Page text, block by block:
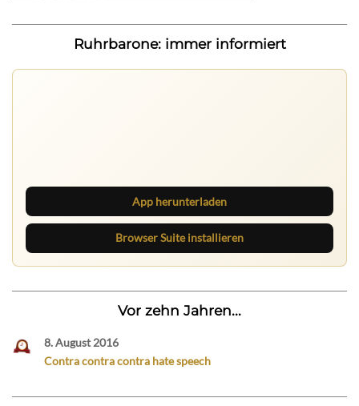
Ruhrbarone: immer informiert
App herunterladen
Browser Suite installieren
Vor zehn Jahren...
8. August 2016
Contra contra contra hate speech